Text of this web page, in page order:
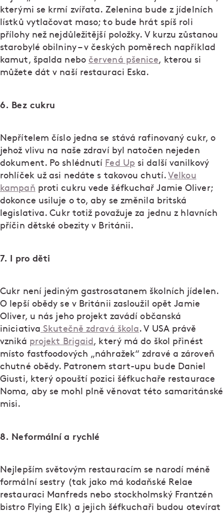
kterými se krmí zvířata. Zelenina bude z jídelních
lístků vytlačovat maso; to bude hrát spíš roli
přílohy než nejdůležitější položky. V kurzu zůstanou
starobylé obilniny – v českých poměrech například
kamut, špalda nebo červená pšenice, kterou si
můžete dát v naší restauraci Eska.
6. Bez cukru
Nepřítelem číslo jedna se stává rafinovaný cukr, o
jehož vlivu na naše zdraví byl natočen nejeden
dokument. Po shlédnutí Fed Up si další vanilkový
rohlíček už asi nedáte s takovou chutí.Velkou
kampaň proti cukru vede šéfkuchař Jamie Oliver;
dokonce usiluje o to, aby se změnila britská
legislativa. Cukr totiž považuje za jednu z hlavních
příčin dětské obezity v Británii.
7. I pro děti
Cukr není jediným gastrosatanem školních jídelen.
O lepší obědy se v Británii zasloužil opět Jamie
Oliver, u nás jeho projekt zavádí občanská
iniciativa Skutečně zdravá škola. V USA právě
vzniká projekt Brigaid , který má do škol přinést
místo fastfoodových „náhražek“ zdravé a zároveň
chutné obědy. Patronem start-upu bude Daniel
Giusti, který opouští pozici šéfkuchaře restaurace
Noma, aby se mohl plně věnovat této samaritánské
misi.
8. Neformální a rychlé
Nejlepším světovým restauracím se narodí méně
formální sestry (tak jako má kodaňské Relae
restauraci Manfreds nebo stockholmský Frantzén
bistro Flying Elk) a jejich šéfkuchaři budou otevírat